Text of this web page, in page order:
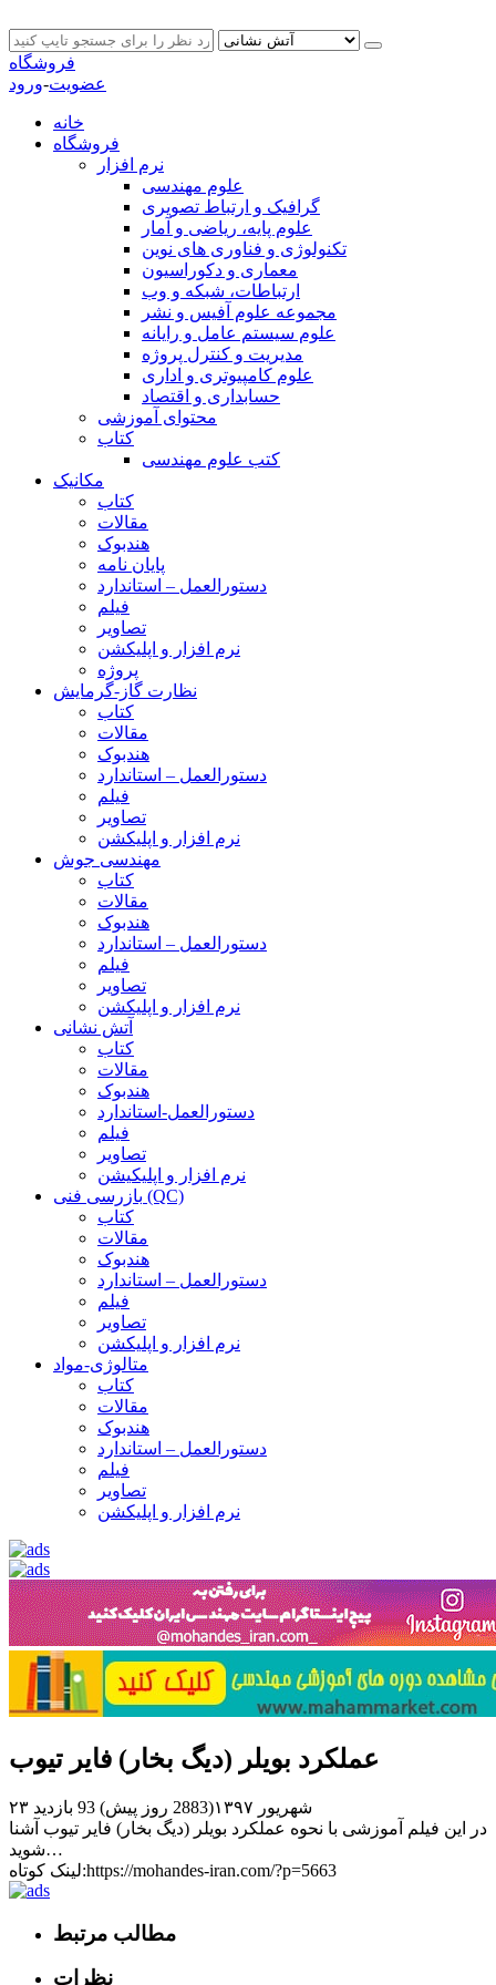
فروشگاه
عضویت-ورود
خانه
فروشگاه
نرم افزار
علوم مهندسی
گرافیک و ارتباط تصویری
علوم پایه، ریاضی و آمار
تکنولوژی و فناوری های نوین
معماری و دکوراسیون
ارتباطات، شبکه و وب
مجموعه علوم آفیس و نشر
علوم سیستم عامل و رایانه
مدیریت و کنترل پروژه
علوم کامپیوتری و اداری
حسابداری و اقتصاد
محتوای آموزشی
کتاب
کتب علوم مهندسی
مکانیک
کتاب
مقالات
هندبوک
پایان نامه
دستورالعمل – استاندارد
فیلم
تصاویر
نرم افزار و اپلیکشن
پروژه
نظارت گاز-گرمایش
کتاب
مقالات
هندبوک
دستورالعمل – استاندارد
فیلم
تصاویر
نرم افزار و اپلیکشن
مهندسی جوش
کتاب
مقالات
هندبوک
دستورالعمل – استاندارد
فیلم
تصاویر
نرم افزار و اپلیکشن
آتش نشانی
کتاب
مقالات
هندبوک
دستورالعمل-استاندارد
فیلم
تصاویر
نرم افزار و اپلیکیشن
بازرسی فنی (QC)
کتاب
مقالات
هندبوک
دستورالعمل – استاندارد
فیلم
تصاویر
نرم افزار و اپلیکشن
متالوژی-مواد
کتاب
مقالات
هندبوک
دستورالعمل – استاندارد
فیلم
تصاویر
نرم افزار و اپلیکشن
عملکرد بویلر (دیگ بخار) فایر تیوب
۲۳ شهریور ۱۳۹۷(2883 روز پیش)
93 بازدید
در این فیلم آموزشی با نحوه عملکرد بویلر (دیگ بخار) فایر تیوب آشنا
شوید…
لینک کوتاه:https://mohandes-iran.com/?p=5663
مطالب مرتبط
نظرات